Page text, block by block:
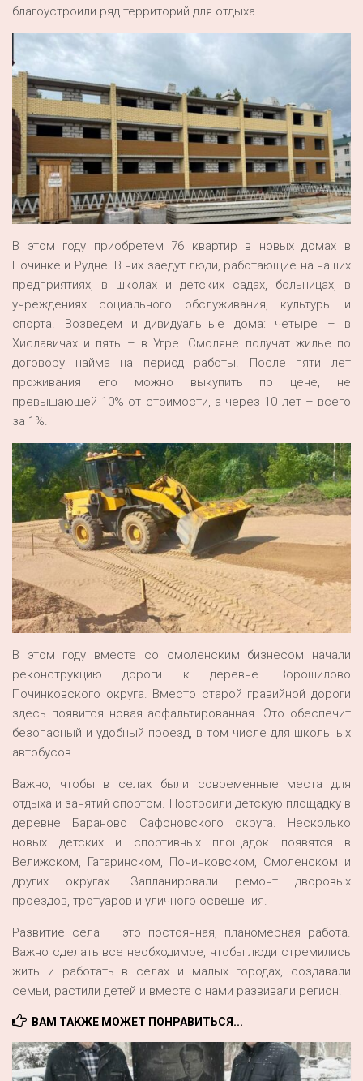
благоустроили ряд территорий для отдыха.
В этом году приобретем 76 квартир в новых домах в
Починке и Рудне. В них заедут люди, работающие на наших
предприятиях, в школах и детских садах, больницах, в
учреждениях социального обслуживания, культуры и
спорта. Возведем индивидуальные дома: четыре – в
Хиславичах и пять – в Угре. Смоляне получат жилье по
договору найма на период работы. После пяти лет
проживания его можно выкупить по цене, не
превышающей 10% от стоимости, а через 10 лет – всего
за 1%.
В этом году вместе со смоленским бизнесом начали
реконструкцию дороги к деревне Ворошилово
Починковского округа. Вместо старой гравийной дороги
здесь появится новая асфальтированная. Это обеспечит
безопасный и удобный проезд, в том числе для школьных
автобусов.
Важно, чтобы в селах были современные места для
отдыха и занятий спортом. Построили детскую площадку в
деревне Бараново Сафоновского округа. Несколько
новых детских и спортивных площадок появятся в
Велижском, Гагаринском, Починковском, Смоленском и
других округах. Запланировали ремонт дворовых
проездов, тротуаров и уличного освещения.
Развитие села – это постоянная, планомерная работа.
Важно сделать все необходимое, чтобы люди стремились
жить и работать в селах и малых городах, создавали
семьи, растили детей и вместе с нами развивали регион.
ВАМ ТАКЖЕ МОЖЕТ ПОНРАВИТЬСЯ...